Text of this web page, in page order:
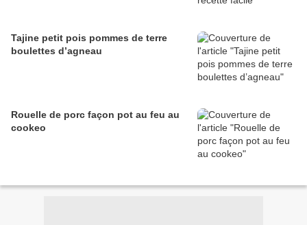
Tajine petit pois pommes de terre
boulettes d’agneau
Rouelle de porc façon pot au feu au
cookeo